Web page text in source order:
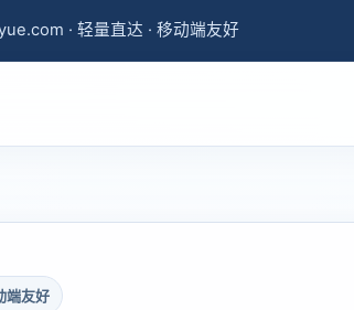
· 轻量直达 · 移动端友好
端友好